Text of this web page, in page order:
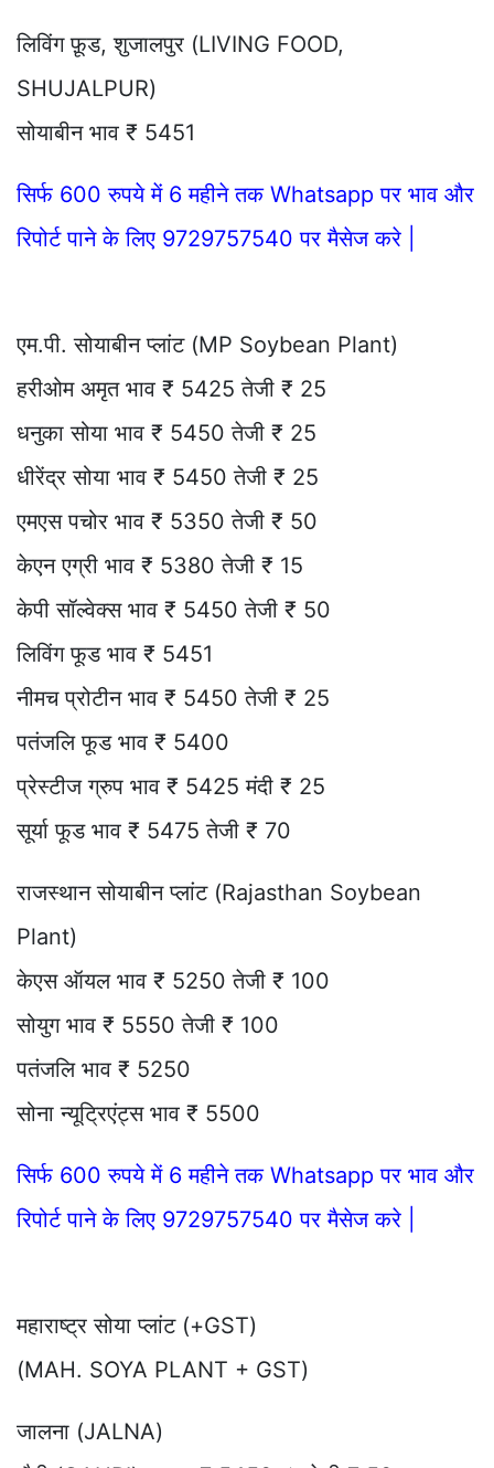
लिविंग फ़ूड, शुजालपुर (LIVING FOOD,
SHUJALPUR)
सोयाबीन भाव ₹ 5451
सिर्फ 600 रुपये में 6 महीने तक Whatsapp पर भाव और
रिपोर्ट पाने के लिए 9729757540 पर मैसेज करे |
एम.पी. सोयाबीन प्लांट (MP Soybean Plant)
हरीओम अमृत भाव ₹ 5425 तेजी ₹ 25
धनुका सोया भाव ₹ 5450 तेजी ₹ 25
धीरेंद्र सोया भाव ₹ 5450 तेजी ₹ 25
एमएस पचोर भाव ₹ 5350 तेजी ₹ 50
केएन एग्री भाव ₹ 5380 तेजी ₹ 15
केपी सॉल्वेक्स भाव ₹ 5450 तेजी ₹ 50
लिविंग फूड भाव ₹ 5451
नीमच प्रोटीन भाव ₹ 5450 तेजी ₹ 25
पतंजलि फूड भाव ₹ 5400
प्रेस्टीज ग्रुप भाव ₹ 5425 मंदी ₹ 25
सूर्या फूड भाव ₹ 5475 तेजी ₹ 70
राजस्थान सोयाबीन प्लांट (Rajasthan Soybean
Plant)
केएस ऑयल भाव ₹ 5250 तेजी ₹ 100
सोयुग भाव ₹ 5550 तेजी ₹ 100
पतंजलि भाव ₹ 5250
सोना न्यूट्रिएंट्स भाव ₹ 5500
सिर्फ 600 रुपये में 6 महीने तक Whatsapp पर भाव और
रिपोर्ट पाने के लिए 9729757540 पर मैसेज करे |
महाराष्ट्र सोया प्लांट (+GST)
(MAH. SOYA PLANT + GST)
जालना (JALNA)